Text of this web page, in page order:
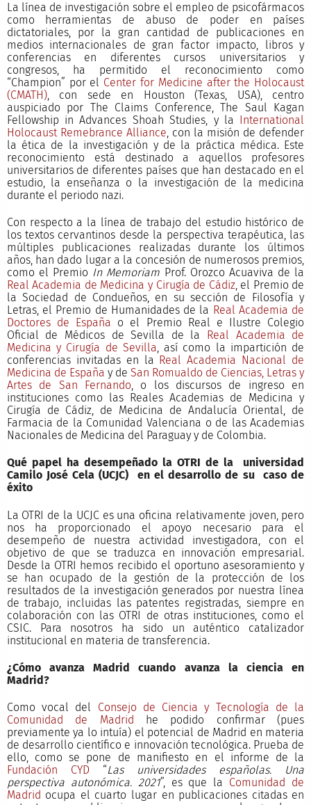
La línea de investigación sobre el empleo de psicofármacos
como herramientas de abuso de poder en países
dictatoriales, por la gran cantidad de publicaciones en
medios internacionales de gran factor impacto, libros y
conferencias en diferentes cursos universitarios y
congresos, ha permitido el reconocimiento como
“Champion” por el Center for Medicine after the Holocaust
(CMATH), con sede en Houston (Texas, USA), centro
auspiciado por The Claims Conference, The Saul Kagan
Fellowship in Advances Shoah Studies, y la
International
Holocaust Remebrance Alliance, con la misión de defender
la ética de la investigación y de la práctica médica. Este
reconocimiento está destinado a aquellos profesores
universitarios de diferentes países que han destacado en el
estudio, la enseñanza o la investigación de la medicina
durante el periodo nazi.
Con respecto a la línea de trabajo del estudio histórico de
los textos cervantinos desde la perspectiva terapéutica, las
múltiples publicaciones realizadas durante los últimos
años, han dado lugar a la concesión de numerosos premios,
como el Premio In Memoriam Prof. Orozco Acuaviva de la
Real Academia de Medicina y Cirugía de Cádiz, el Premio de
la Sociedad de Condueños, en su sección de Filosofía y
Letras, el Premio de Humanidades de la Real Academia de
Doctores de España o el Premio Real e Ilustre Colegio
Oficial de Médicos de Sevilla de la
Real Academia de
Medicina y Cirugía de Sevilla, así como la impartición de
conferencias invitadas en la Real Academia Nacional de
Medicina de España y deSan Romualdo de Ciencias, Letras y
Artes de San Fernando, o los discursos de ingreso en
instituciones como las Reales Academias de Medicina y
Cirugía de Cádiz, de Medicina de Andalucía Oriental, de
Farmacia de la Comunidad Valenciana o de las Academias
Nacionales de Medicina del Paraguay y de Colombia.
Qué papel ha desempeñado la OTRI de la universidad
Camilo José Cela (UCJC) en el desarrollo de su caso de
éxito
La OTRI de la UCJC es una oficina relativamente joven, pero
nos ha proporcionado el apoyo necesario para el
desempeño de nuestra actividad investigadora, con el
objetivo de que se traduzca en innovación empresarial.
Desde la OTRI hemos recibido el oportuno asesoramiento y
se han ocupado de la gestión de la protección de los
resultados de la investigación generados por nuestra línea
de trabajo, incluidas las patentes registradas, siempre en
colaboración con las OTRI de otras instituciones, como el
CSIC. Para nosotros ha sido un auténtico catalizador
institucional en materia de transferencia.
¿Cómo avanza Madrid cuando avanza la ciencia en
Madrid?
Como vocal del Consejo de Ciencia y Tecnología de la
Comunidad de Madrid he podido confirmar (pues
previamente ya lo intuía) el potencial de Madrid en materia
de desarrollo científico e innovación tecnológica. Prueba de
ello, como se pone de manifiesto en el informe de la
Fundación CYD “Las universidades españolas. Una
perspectiva autonómica. 2021”, es que la Comunidad de
Madrid ocupa el cuarto lugar en publicaciones citadas en